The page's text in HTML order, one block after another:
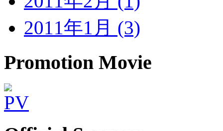
2011年1月 (3)
Promotion Movie